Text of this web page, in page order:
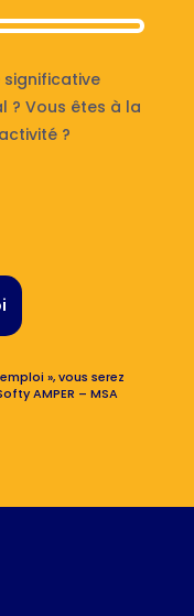
significative
? Vous êtes à la
?
», vous serez
AMPER – MSA